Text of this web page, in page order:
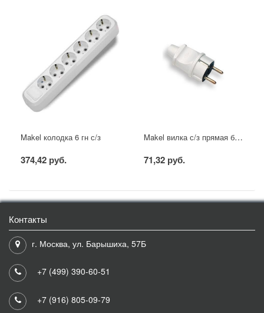
Makel колодка 6 гн с/з
374,42 руб.
Makel вилка с/з прямая белая
71,32 руб.
Контакты
г. Москва, ул. Барышиха, 57Б
+7 (499) 390-60-51
+7 (916) 805-09-79